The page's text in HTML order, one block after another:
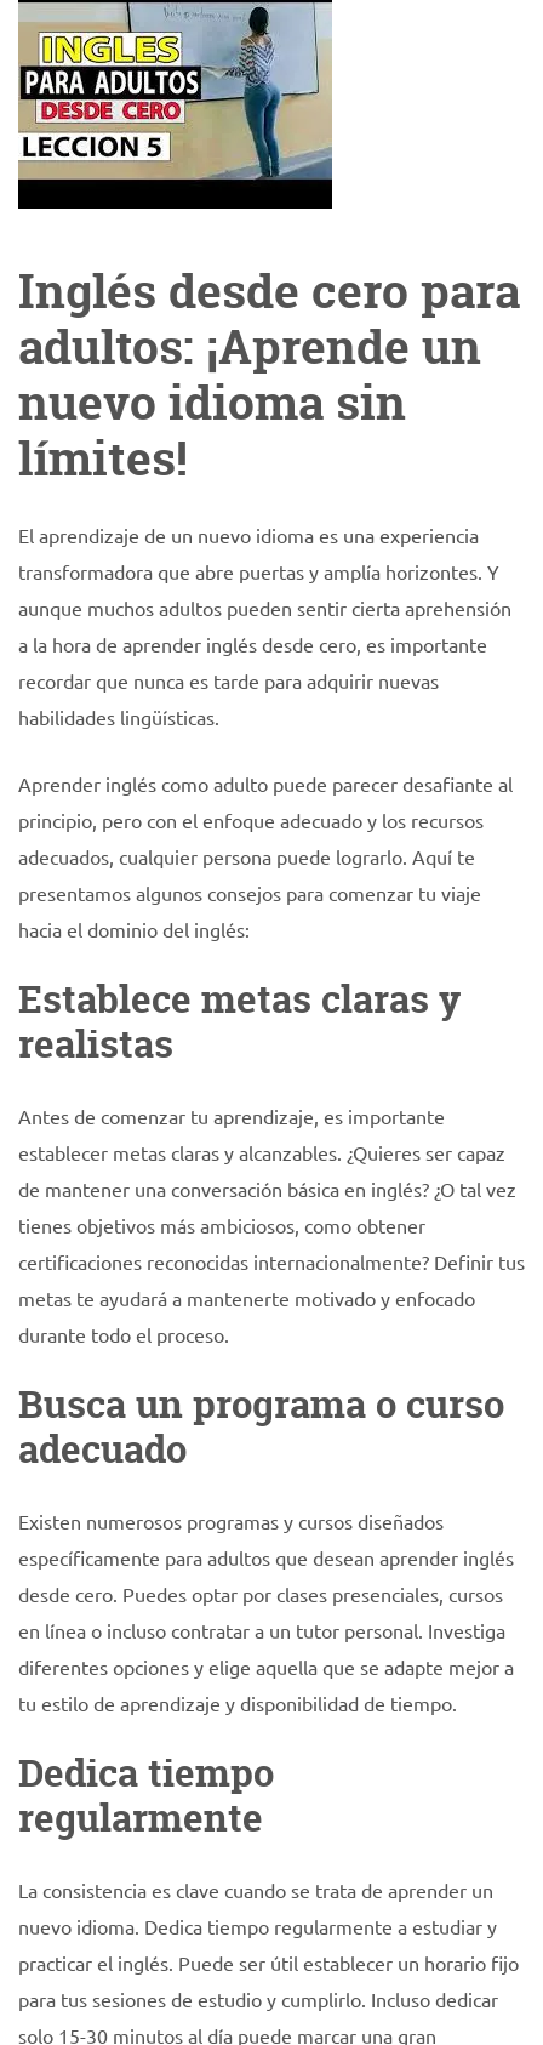
Inglés desde cero para
adultos: ¡Aprende un
nuevo idioma sin
límites!
El aprendizaje de un nuevo idioma es una experiencia
transformadora que abre puertas y amplía horizontes. Y
aunque muchos adultos pueden sentir cierta aprehensión
a la hora de aprender inglés desde cero, es importante
recordar que nunca es tarde para adquirir nuevas
habilidades lingüísticas.
Aprender inglés como adulto puede parecer desafiante al
principio, pero con el enfoque adecuado y los recursos
adecuados, cualquier persona puede lograrlo. Aquí te
presentamos algunos consejos para comenzar tu viaje
hacia el dominio del inglés:
Establece metas claras y
realistas
Antes de comenzar tu aprendizaje, es importante
establecer metas claras y alcanzables. ¿Quieres ser capaz
de mantener una conversación básica en inglés? ¿O tal vez
tienes objetivos más ambiciosos, como obtener
certificaciones reconocidas internacionalmente? Definir tus
metas te ayudará a mantenerte motivado y enfocado
durante todo el proceso.
Busca un programa o curso
adecuado
Existen numerosos programas y cursos diseñados
específicamente para adultos que desean aprender inglés
desde cero. Puedes optar por clases presenciales, cursos
en línea o incluso contratar a un tutor personal. Investiga
diferentes opciones y elige aquella que se adapte mejor a
tu estilo de aprendizaje y disponibilidad de tiempo.
Dedica tiempo
regularmente
La consistencia es clave cuando se trata de aprender un
nuevo idioma. Dedica tiempo regularmente a estudiar y
practicar el inglés. Puede ser útil establecer un horario fijo
para tus sesiones de estudio y cumplirlo. Incluso dedicar
solo 15-30 minutos al día puede marcar una gran